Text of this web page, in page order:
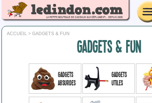
ACCUEIL > GADGETS & FUN
GADGETS & FUN
Gadgets
absurdes
Gadgets
utiles